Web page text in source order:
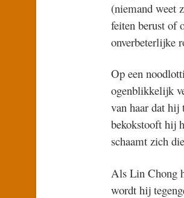
(niemand weet
feiten berust of
onverbeterlijke
Op een
ogenblikkelijk
van haar dat hij
bekokstooft hij
schaamt zich
Als Lin Chong
wordt hij